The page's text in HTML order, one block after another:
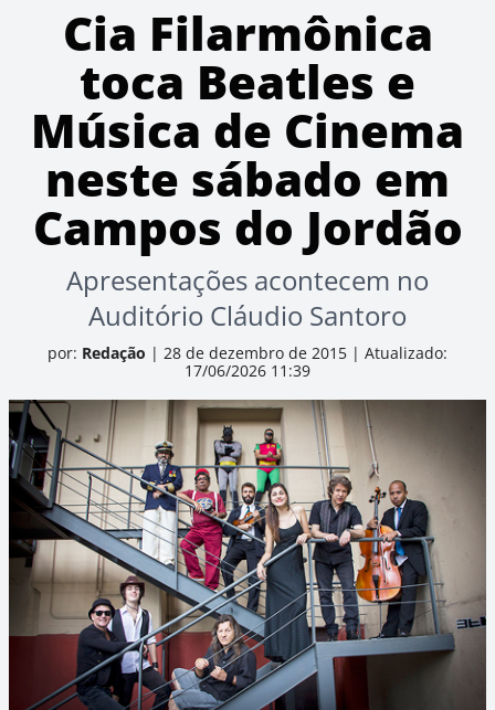
Cia Filarmônica
toca Beatles e
Música de Cinema
neste sábado em
Campos do Jordão
Apresentações acontecem no
Auditório Cláudio Santoro
por: Redação | 28 de dezembro de 2015 | Atualizado:
17/06/2026 11:39